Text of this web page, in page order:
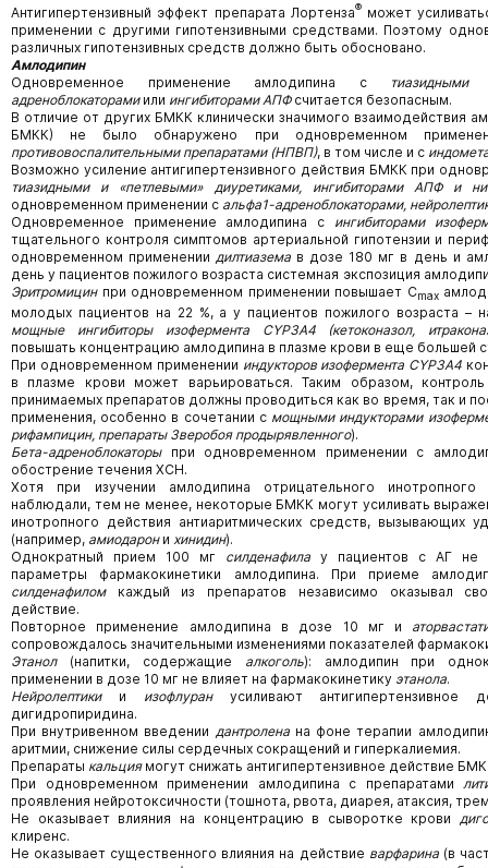
Антигипертензивный эффект препарата Лортенза®может
применении с другими гипотензивными средствами. Поэтому
различных гипотензивных средств должно быть обосновано.
Амлодипин
Одновременное применение амлодипина с
тиазидными
адреноблокаторамиили ингибиторами АПФсчитается безопасным.
В отличие от других БМКК клинически значимого взаимодействия
БМКК) не было обнаружено при одновременном
противовоспалительными препаратами (НПВП), в том числе и с
Возможно усиление антигипертензивного действия БМКК при
тиазидными и «петлевыми» диуретиками, ингибиторами АПФ и
одновременном применении с альфа1-адреноблокаторами,
Одновременное применение амлодипина с ингибиторами
тщательного контроля симптомов артериальной гипотензии и
одновременном применениидилтиазема в дозе 180 мг в день и
день у пациентов пожилого возраста системная экспозиция
Эритромицинпри одновременном применении повышает Cmax
молодых пациентов на 22 %, а у пациентов пожилого возраста –
мощные ингибиторы изофермента CYP3A4 (кетоконазол,
повышать концентрацию амлодипина в плазме крови в еще большей
При одновременном применении индукторов изофермента CYP3A4
в плазме крови может варьироваться. Таким образом,
принимаемых препаратов должны проводиться как во время, так и
применения, особенно в сочетании с мощнымииндукторами
рифампицин, препараты Зверобоя продырявленного).
Бета-адреноблокаторыпри одновременном применении с
обострение течения ХСН.
Хотя при изучении амлодипина отрицательного
наблюдали, тем не менее, некоторые БМКК могут усиливать
инотропного действия антиаритмических средств, вызывающих
(например, амиодарон и хинидин).
Однократный прием 100 мг силденафила у пациентов с АГ не
параметры фармакокинетики амлодипина. При приеме
силденафиломкаждый из препаратов независимо оказывал
действие.
Повторное применение амлодипина в дозе 10 мг и
сопровождалось значительными изменениями показателей
Этанол(напитки, содержащие алкоголь): амлодипин при
применении в дозе 10 мг не влияет на фармакокинетику этанола.
Нейролептикии изофлуранусиливают антигипертензивное
дигидропиридина.
При внутривенном введении дантроленана фоне терапии
аритмии, снижение силы сердечных сокращений и гиперкалиемия.
Препараты кальциямогут снижать антигипертензивное действие
При одновременном применении амлодипина с препаратами
проявления нейротоксичности (тошнота, рвота, диарея, атаксия,
Не оказывает влияния на концентрацию в сыворотке крови
клиренс.
Не оказывает существенного влияния на действие варфарина(в